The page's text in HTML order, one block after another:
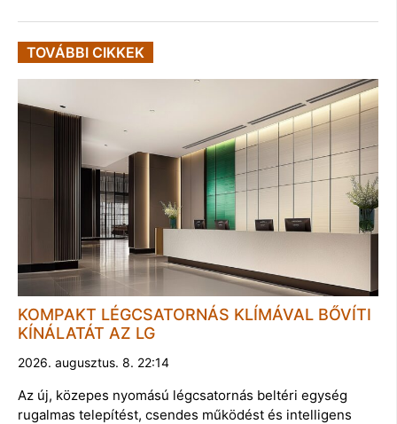
TOVÁBBI CIKKEK
KOMPAKT LÉGCSATORNÁS KLÍMÁVAL BŐVÍTI
KÍNÁLATÁT AZ LG
2026. augusztus. 8. 22:14
Az új, közepes nyomású légcsatornás beltéri egység
rugalmas telepítést, csendes működést és intelligens